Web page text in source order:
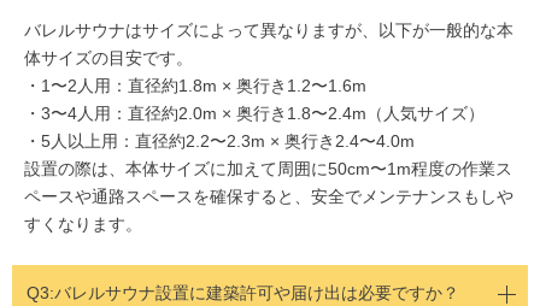
バレルサウナはサイズによって異なりますが、以下が一般的な本
体サイズの目安です。
・1〜2人用：直径約1.8m × 奥行き1.2〜1.6m
・3〜4人用：直径約2.0m × 奥行き1.8〜2.4m（人気サイズ）
・5人以上用：直径約2.2〜2.3m × 奥行き2.4〜4.0m
設置の際は、本体サイズに加えて周囲に50cm〜1m程度の作業ス
ペースや通路スペースを確保すると、安全でメンテナンスもしや
すくなります。
Q3:バレルサウナ設置に建築許可や届け出は必要ですか？